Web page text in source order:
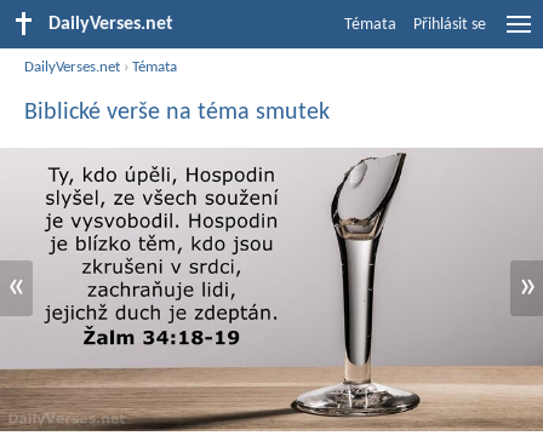
DailyVerses.net Témata Přihlásit se
DailyVerses.net ›Témata
Biblické verše na téma smutek
« »